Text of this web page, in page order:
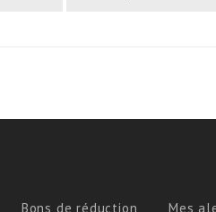
Bons de réduction Mes